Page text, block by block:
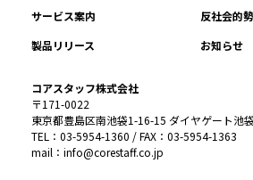
サービス案内
反社会的
製品リリース
お知らせ
コアスタッフ株式会社
〒171-0022
東京都豊島区南池袋1-16-15 ダイヤゲート池
TEL：03-5954-1360 / FAX：03-5954-1363
mail：info@corestaff.co.jp